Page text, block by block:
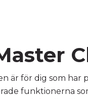
är för dig som har
funktionerna